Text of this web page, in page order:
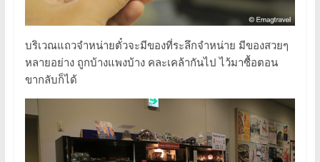
บริเวณแถวจำหน่ายตั๋วจะมีของที่ระลึกจำหน่าย มีของสวยๆ
หลายอย่าง ถูกบ้างแพงบ้าง คละเคล้ากันไป ไว้มาซื้อตอน
ขากลับก็ได้